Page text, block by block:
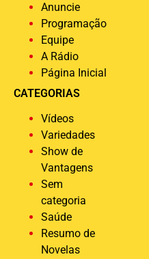
Anuncie
Programação
Equipe
A Rádio
Página Inicial
CATEGORIAS
Vídeos
Variedades
Show de
Vantagens
Sem
categoria
Saúde
Resumo de
Novelas